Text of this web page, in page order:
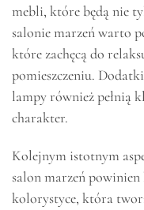
mebli, które będą nie
salonie marzeń warto
które zachęcą do
pomieszczeniu.
lampy również pełnią
charakter.
Kolejnym istotnym
salon marzeń
kolorystyce, która